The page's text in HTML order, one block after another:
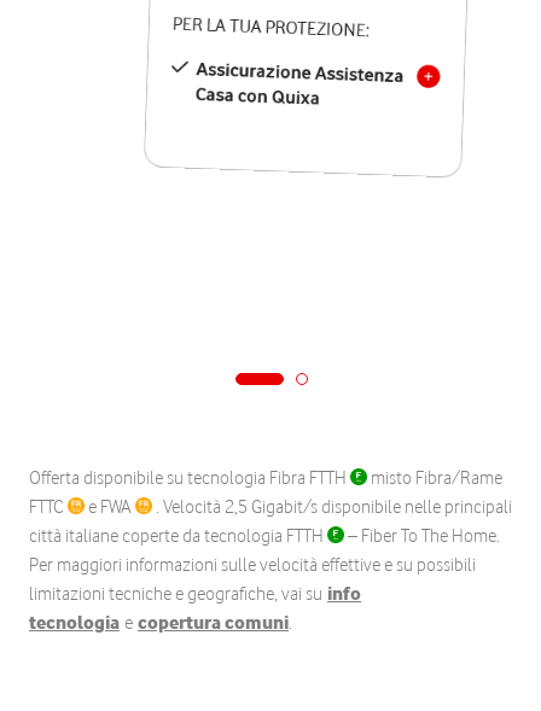
PER LA TUA PROTEZIONE:
Assicurazione Assistenza
Casa con Quixa
Offerta disponibile su tecnologia Fibra FTTH
misto Fibra/Rame
FTTC
e FWA
. Velocità 2,5 Gigabit/s disponibile nelle principali
città italiane coperte da tecnologia FTTH
– Fiber To The Home.
Per maggiori informazioni sulle velocità effettive e su possibili
limitazioni tecniche e geografiche, vai su info
tecnologia e copertura comuni.